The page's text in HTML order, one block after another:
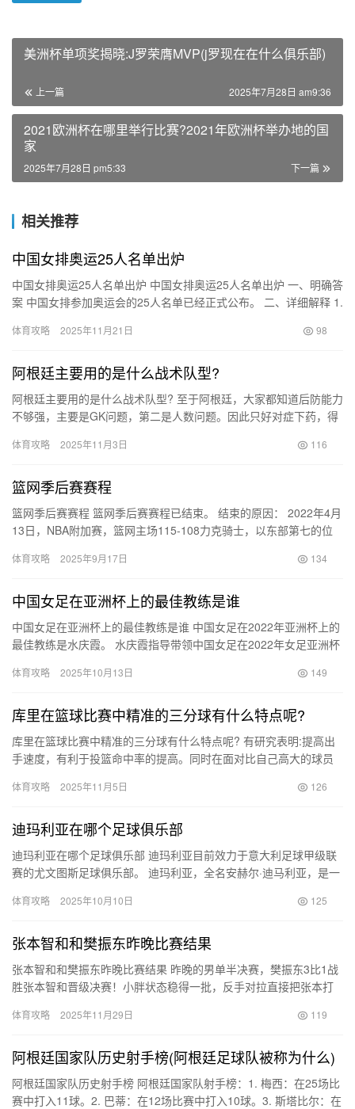
美洲杯单项奖揭晓:J罗荣膺MVP(j罗现在在什么俱乐部)
上一篇 2025年7月28日 am9:36
2021欧洲杯在哪里举行比赛?2021年欧洲杯举办地的国
家
下一篇
2025年7月28日 pm5:33
相关推荐
中国女排奥运25人名单出炉
中国女排奥运25人名单出炉 中国女排奥运25人名单出炉 一、明确答
案 中国女排参加奥运会的25人名单已经正式公布。 二、详细解释 1.
体育攻略 2025年11月21日 98
阿根廷主要用的是什么战术队型?
阿根廷主要用的是什么战术队型? 至于阿根廷，大家都知道后防能力
不够强，主要是GK问题，第二是人数问题。因此只好对症下药，得
体育攻略 2025年11月3日 116
篮网季后赛赛程
篮网季后赛赛程 篮网季后赛赛程已结束。 结束的原因： 2022年4月
13日，NBA附加赛，篮网主场115-108力克骑士，以东部第七的位
体育攻略 2025年9月17日 134
中国女足在亚洲杯上的最佳教练是谁
中国女足在亚洲杯上的最佳教练是谁 中国女足在2022年亚洲杯上的
最佳教练是水庆霞。 水庆霞指导带领中国女足在2022年女足亚洲杯
体育攻略 2025年10月13日 149
库里在篮球比赛中精准的三分球有什么特点呢?
库里在篮球比赛中精准的三分球有什么特点呢? 有研究表明:提高出
手速度，有利于投篮命中率的提高。同时在面对比自己高大的球员
体育攻略 2025年11月5日 126
迪玛利亚在哪个足球俱乐部
迪玛利亚在哪个足球俱乐部 迪玛利亚目前效力于意大利足球甲级联
赛的尤文图斯足球俱乐部。 迪玛利亚，全名安赫尔·迪马利亚，是一
闻…
体育攻略 2025年10月10日 125
张本智和和樊振东昨晚比赛结果
张本智和和樊振东昨晚比赛结果 昨晚的男单半决赛，樊振东3比1战
胜张本智和晋级决赛！小胖状态稳得一批，反手对拉直接把张本打
体育攻略 2025年11月29日 119
阿根廷国家队历史射手榜(阿根廷足球队被称为什么)
阿根廷国家队历史射手榜 阿根廷国家队射手榜：1. 梅西：在25场比
赛中打入11球。2. 巴蒂：在12场比赛中打入10球。3. 斯塔比尔：在